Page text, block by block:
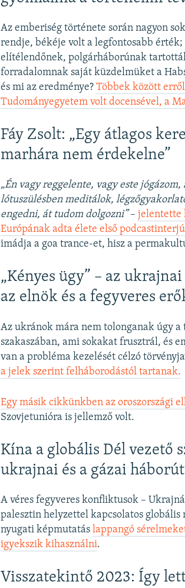
Az emberiség története során nagyon
rendje, békéje volt a legfontosabb
elítélendőnek, polgárháborúnak
forradalomnak saját küzdelmüket a
és mi az eredménye?Többek között
Tudományegyetem volt docensével, a
Fáy Zsolt: „Egy átlagos
marhára nem érdekelne”
„Én vagy reggelente, vagy este
lótuszülésben meditálok,
engedni, át tudom dolgozni”–jelentette
Európának adta élete első
imádja a goa trance-et, hisz a
„Kényes ügy” – az
az elnök és a fegyveres
Az ukránok mára nem tolonganak úgy
szakaszában, ami sokakat frusztrál, és
van a probléma kezelését célzó
a jelek szerint felháborodástól tartanak.
Egy másik cikkünkben az oroszországi
Szovjetunióra is jellemző volt.
Kína a globális Dél vezető
ukrajnai és a gázai háborút
A véres fegyveres konfliktusok –
palesztin helyzettel kapcsolatos
nyugati képmutatáslappangó
igyekszik kihasználni.
Visszatekintő 2023: Így